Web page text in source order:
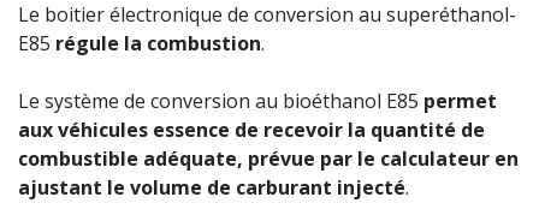
Le boitier électronique de conversion au superéthanol-
E85 régule la combustion.
Le système de conversion au bioéthanol E85 permet
aux véhicules essence de recevoir la quantité de
combustible adéquate, prévue par le calculateur en
ajustant le volume de carburant injecté.